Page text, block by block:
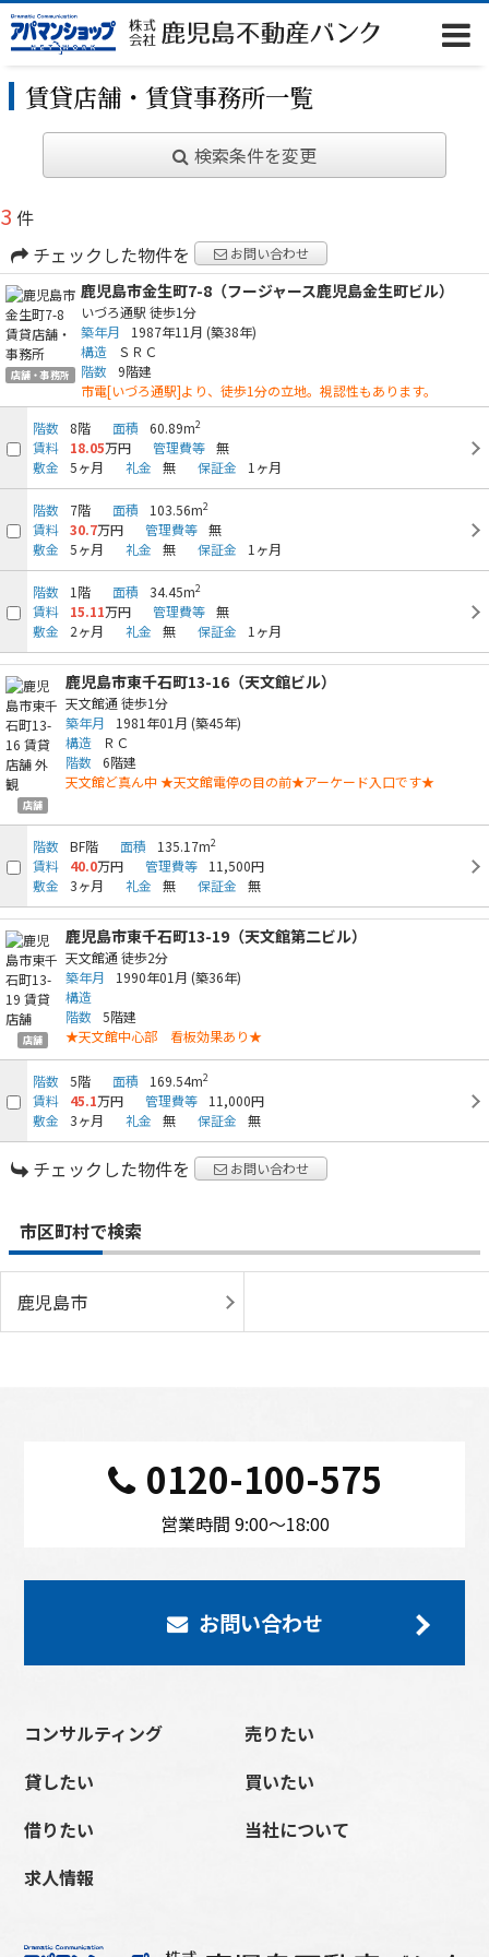
賃貸店舗・賃貸事務所一覧
検索条件を変更
3 件
チェックした物件を
お問い合わせ
店舗・事務所
鹿児島市金生町7-8（フージャース鹿児島金生町ビル）
いづろ通駅 徒歩1分
築年月
1987年11月 (築38年)
構造
ＳＲＣ
階数 9階建
市電[いづろ通駅]より、徒歩1分の立地。視認性もあります。
階数
8階 面積 60.89m2
賃料 18.05万円 管理費等 無
敷金
5ヶ月 礼金 無 保証金 1ヶ月
階数 7階 面積 103.56m2
賃料 30.7万円 管理費等 無
敷金
5ヶ月 礼金 無 保証金 1ヶ月
階数 1階 面積 34.45m2
賃料 15.11万円 管理費等 無
敷金
2ヶ月 礼金 無 保証金 1ヶ月
店舗
鹿児島市東千石町13-16（天文館ビル）
天文館通 徒歩1分
築年月
1981年01月 (築45年)
構造
ＲＣ
階数 6階建
天文館ど真ん中 ★天文館電停の目の前★アーケード入口です★
階数 BF階 面積 135.17m2
賃料 40.0万円 管理費等
11,500円
敷金
3ヶ月 礼金 無 保証金 無
店舗
鹿児島市東千石町13-19（天文館第二ビル）
天文館通 徒歩2分
築年月
1990年01月 (築36年)
構造
階数 5階建
★天文館中心部 看板効果あり★
階数 5階 面積 169.54m2
賃料 45.1万円 管理費等
11,000円
敷金
3ヶ月 礼金 無 保証金 無
チェックした物件を お問い合わせ
市区町村で検索
鹿児島市
0120-100-575
営業時間 9:00〜18:00
お問い合わせ
コンサルティング
売りたい
貸したい
買いたい
借りたい
当社について
求人情報